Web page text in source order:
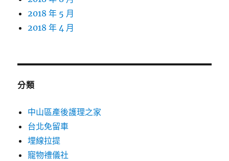
2018 年 5 月
2018 年 4 月
分類
中山區產後護理之家
台北免留車
埋線拉提
寵物禮儀社